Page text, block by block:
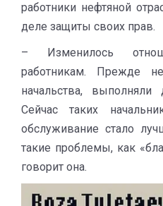
работники нефтяной
деле защиты своих прав.
– Изменилось
работникам. Прежде
начальства,
Сейчас таких
обслуживание стало
такие проблемы, как
говорит она.